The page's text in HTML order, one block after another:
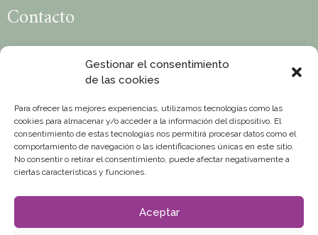
Gestionar el consentimiento
de las cookies
Para ofrecer las mejores experiencias, utilizamos tecnologías como las
cookies para almacenar y/o acceder a la información del dispositivo. El
consentimiento de estas tecnologías nos permitirá procesar datos como el
comportamiento de navegación o las identificaciones únicas en este sitio.
No consentir o retirar el consentimiento, puede afectar negativamente a
ciertas características y funciones.
Aceptar
Contacto
info@camillehaetty.com
Whatsapp : +34 689 429 732
Lunes a viernes de 9h a 20h
COLEGIADA N°017860 EN EL COLEGIO PROFESIONAL
DE FISIOTERAPEUTAS DE MADRID